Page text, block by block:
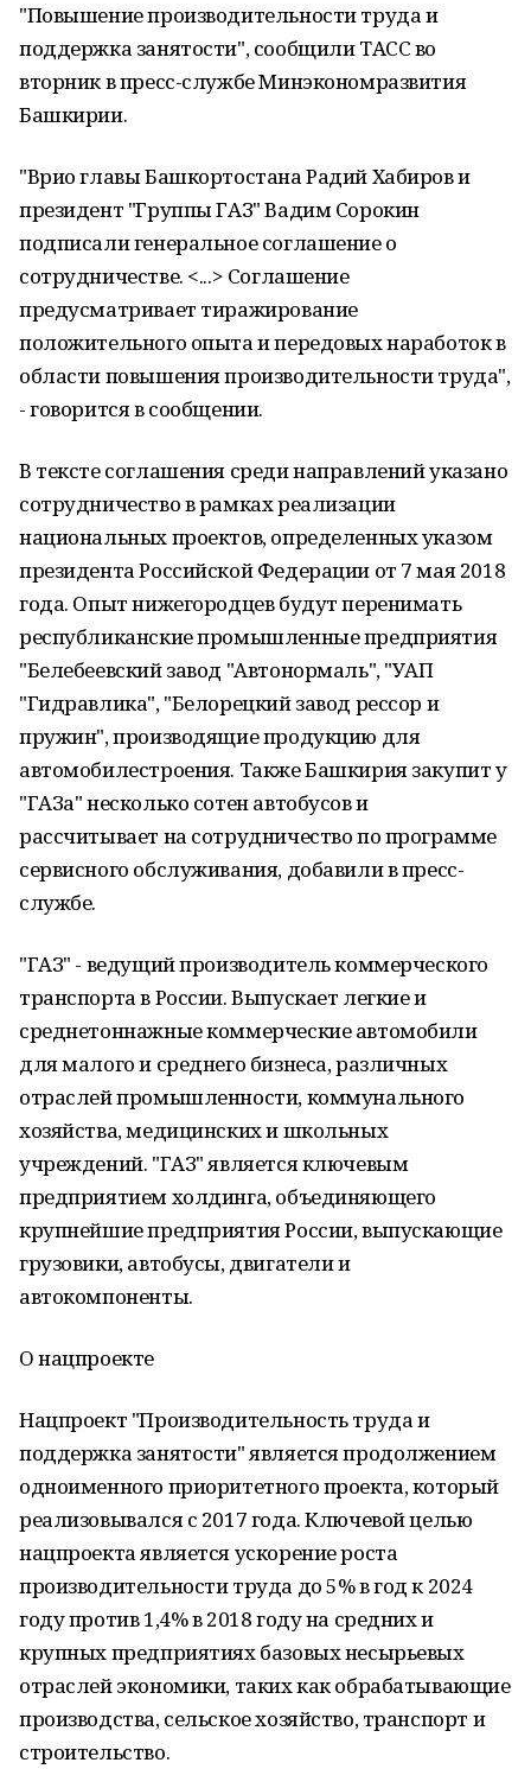
"Повышение производительности труда и
поддержка занятости", сообщили ТАСС во
вторник в пресс-службе Минэкономразвития
Башкирии.
"Врио главы Башкортостана Радий Хабиров и
президент "Группы ГАЗ" Вадим Сорокин
подписали генеральное соглашение о
сотрудничестве. <...> Соглашение
предусматривает тиражирование
положительного опыта и передовых наработок в
области повышения производительности труда",
- говорится в сообщении.
В тексте соглашения среди направлений указано
сотрудничество в рамках реализации
национальных проектов, определенных указом
президента Российской Федерации от 7 мая 2018
года. Опыт нижегородцев будут перенимать
республиканские промышленные предприятия
"Белебеевский завод "Автонормаль", "УАП
"Гидравлика", "Белорецкий завод рессор и
пружин", производящие продукцию для
автомобилестроения. Также Башкирия закупит у
"ГАЗа" несколько сотен автобусов и
рассчитывает на сотрудничество по программе
сервисного обслуживания, добавили в пресс-
службе.
"ГАЗ" - ведущий производитель коммерческого
транспорта в России. Выпускает легкие и
среднетоннажные коммерческие автомобили
для малого и среднего бизнеса, различных
отраслей промышленности, коммунального
хозяйства, медицинских и школьных
учреждений. "ГАЗ" является ключевым
предприятием холдинга, объединяющего
крупнейшие предприятия России, выпускающие
грузовики, автобусы, двигатели и
автокомпоненты.
О нацпроекте
Нацпроект "Производительность труда и
поддержка занятости" является продолжением
одноименного приоритетного проекта, который
реализовывался с 2017 года. Ключевой целью
нацпроекта является ускорение роста
производительности труда до 5% в год к 2024
году против 1,4% в 2018 году на средних и
крупных предприятиях базовых несырьевых
отраслей экономики, таких как обрабатывающие
производства, сельское хозяйство, транспорт и
строительство.